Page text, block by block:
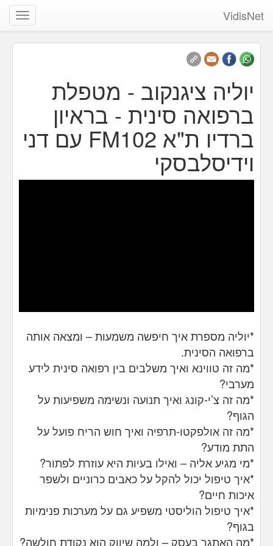
שנה
VidisNet
יוליה ציגנקוב - מטפלת
ברפואה סינית - בראיון
ברדיו ת"א FM102 עם דני
וידיסלבסקי
*יוליה מספרת איך חיפשה משמעות – ומצאה אותה
ברפואה הסינית.
*מה זה טווינא ואיך משלבים בין רפואה סינית לידע
מערבי?
*מה זה צ’י-קונג ואיך תנועה ונשימה משפיעות על
הגוף?
*מה זה אולפקטו-תרפיה ואיך חוש הריח פועל על
התת מודע?
*מי מגיע אליה – ואילו בעיות היא עוזרת לפתור?
*איך טיפול יכול להקל על כאבים כרוניים ולשפר
איכות חיים?
*איך טיפול הוליסטי משפיע גם על מערכות פנימיות
בגוף?
*מה האתגר בעסק – ולמה שיווק הוא נקודת חולשה?